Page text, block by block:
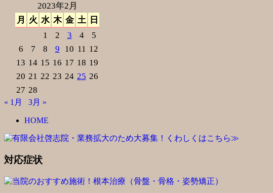
2023年2月
月
火 水 木 金 土 日
1
2 3 4
5
6
7 8 9 10 11 12
13 14 15 16 17 18 19
20 21 22 23 24 25 26
27 28
« 1月 3月 »
HOME
対応症状